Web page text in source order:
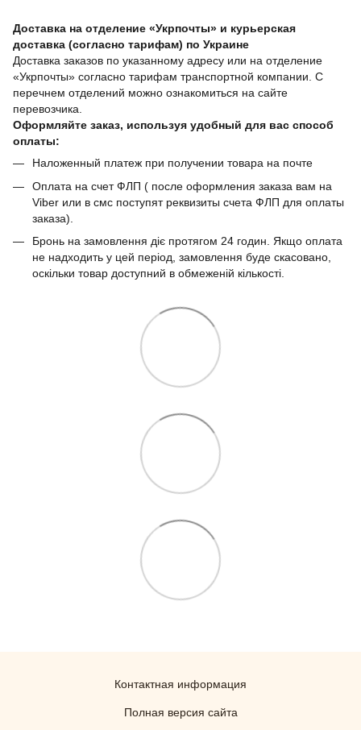
Доставка на отделение «Укрпочты» и курьерская
доставка (согласно тарифам) по Украине
Доставка заказов по указанному адресу или на отделение
«Укрпочты» согласно тарифам транспортной компании. С
перечнем отделений можно ознакомиться на сайте
перевозчика.
Оформляйте заказ, используя удобный для вас способ
оплаты:
Наложенный платеж при получении товара на почте
Оплата на счет ФЛП ( после оформления заказа вам на
Viber или в смс поступят реквизиты счета ФЛП для оплаты
заказа).
Бронь на замовлення діє протягом 24 годин. Якщо оплата
не надходить у цей період, замовлення буде скасовано,
оскільки товар доступний в обмеженій кількості.
Контактная информация
Полная версия сайта